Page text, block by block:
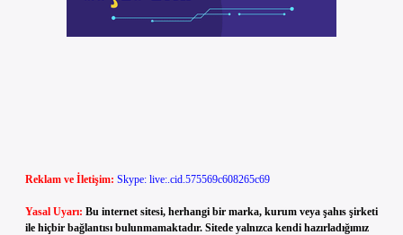
Reklam ve İletişim: Skype: live:.cid.575569c608265c69
Yasal Uyarı: Bu internet sitesi, herhangi bir marka, kurum veya şahıs şirketi
ile hiçbir bağlantısı bulunmamaktadır. Sitede yalnızca kendi hazırladığımız